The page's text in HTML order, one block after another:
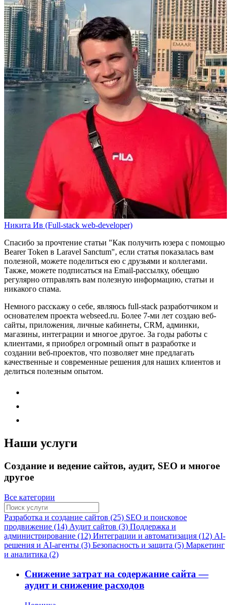
Никита Ив (Full-stack web-developer)
Спасибо за прочтение статьи "Как получить юзера с помощью
Bearer Token в Laravel Sanctum", если статья показалась вам
полезной, можете поделиться ею с друзьями и коллегами.
Также, можете подписаться на Email-рассылку, обещаю
регулярно отправлять вам полезную информацию, статьи и
никакого спама.
Немного расскажу о себе, являюсь full-stack разработчиком и
основателем проекта webseed.ru. Более 7-ми лет создаю веб-
сайты, приложения, личные кабинеты, CRM, админки,
магазины, интеграции и многое другое. За годы работы с
клиентами, я приобрел огромный опыт в разработке и
создании веб-проектов, что позволяет мне предлагать
качественные и современные решения для наших клиентов и
делиться полезным опытом.
Наши услуги
Создание и ведение сайтов, аудит, SEO и многое
другое
Все категории
Разработка и создание сайтов (25) SEO и поисковое
продвижение (14) Аудит сайтов (3) Поддержка и
администрирование (12) Интеграции и автоматизация (12) AI-
решения и AI-агенты (3) Безопасность и защита (5) Маркетинг
и аналитика (2)
Снижение затрат на содержание сайта —
аудит и снижение расходов